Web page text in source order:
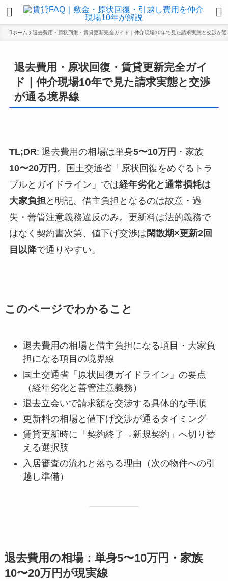
ホーム 退去費用・原状回復・賃貸更新完全ガイド｜仲介現場10年で見た請求実態と交渉が
退去費用・原状回復・賃貸更新完全ガイ
ド｜仲介現場10年で見た請求実態と交渉
が通る境界線
TL;DR: 退去費用の相場は単身5〜10万円 ・家族
10〜20万円 。国土交通省「原状回復をめぐるトラ
ブルとガイドライン」では経年劣化と通常損耗は
大家負担と明記。借主負担となるのは故意・過
失・善管注意義務違反のみ。更新料は法的義務で
はなく契約書次第、値下げ交渉は 閑散期×更新2回
目以降で通りやすい。
このページでわかること
退去費用の相場と借主負担になる項目・大家負
担になる項目の境界線
国土交通省「原状回復ガイドライン」の要点
（経年劣化と善管注意義務）
退去立会いで請求額を交渉する具体的な手順
更新料の相場と値下げ交渉が通るタイミング
賃貸更新時に「契約終了→新規契約」へ切り替
える選択肢
入居審査の流れと落ちる理由（次の物件への引
越し準備）
退去費用の相場：単身5〜10万円・家族
10〜20万円が現実線